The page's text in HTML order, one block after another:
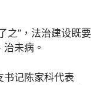
之”，法治建设既要
未病。
书记陈家科代表